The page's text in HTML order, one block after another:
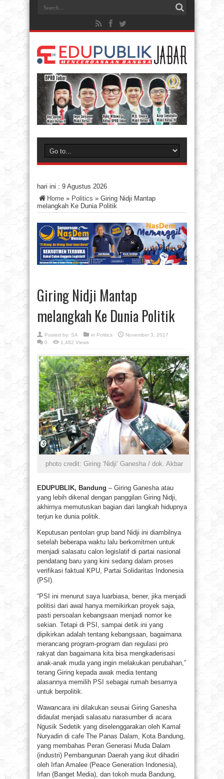
hari ini : 9 Agustus 2026
Home » Politics » Giring Nidji Mantap
melangkah Ke Dunia Politik
Giring Nidji Mantap
melangkah Ke Dunia Politik
Posted by: SA in Politics
November 3, 2017
0
1,482 Views
photo credit: Giring ‘Nidji’ Ganesha / dok. Akbar
EDUPUBLIK, Bandung – Giring Ganesha atau
yang lebih dikenal dengan panggilan Giring Nidji,
akhirnya memutuskan bagian dari langkah hidupnya
terjun ke dunia politik.
Keputusan pentolan grup band Nidji ini diambilnya
setelah beberapa waktu lalu berkomitmen untuk
menjadi salasatu calon legislatif di partai nasional
pendatang baru yang kini sedang dalam proses
verifikasi faktual KPU, Partai Solidaritas Indonesia
(PSI).
“PSI ini menurut saya luarbiasa, bener, jika menjadi
politisi dari awal hanya memikirkan proyek saja,
pasti persoalan kebangsaan menjadi nomor ke
sekian. Tetapi di PSI, sampai detik ini yang
dipikirkan adalah tentang kebangsaan, bagaimana
merancang program-program dan regulasi pro
rakyat dan bagaimana kita bisa mengkaderisasi
anak-anak muda yang ingin melakukan perubahan,”
terang Giring kepada awak media tentang
alasannya memilih PSI sebagai rumah besarnya
untuk berpolitik.
Wawancara ini dilakukan seusai Giring Ganesha
didaulat menjadi salasatu narasumber di acara
Ngusik Sedetik yang diselenggarakan oleh Kamal
Nuryadin di cafe The Panas Dalam, Kota Bandung,
yang membahas Peran Generasi Muda Dalam
(industri) Pembangunan Daerah yang ikut dihadiri
oleh Irfan Amalee (Peace Generation Indonesia),
Irfan (Banget Media), dan tokoh muda Bandung,